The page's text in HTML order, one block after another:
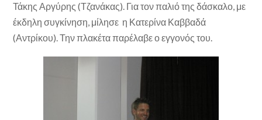
Τάκης Αργύρης (Τζανάκας). Για τον παλιό της δάσκαλο, με
έκδηλη συγκίνηση, μίλησε η Κατερίνα Καββαδά
(Αντρίκου). Την πλακέτα παρέλαβε ο εγγονός του.